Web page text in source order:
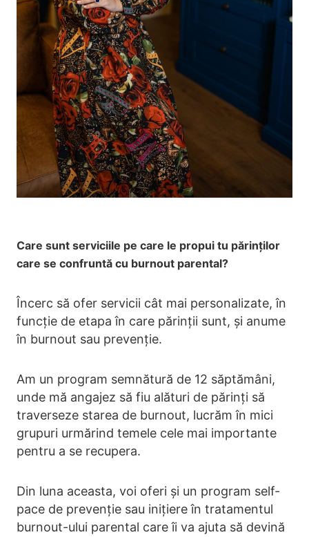
Care sunt serviciile pe care le propui tu părinților
care se confruntă cu burnout parental?
Încerc să ofer servicii cât mai personalizate, în
funcție de etapa în care părinții sunt, și anume
în burnout sau prevenție.
Am un program semnătură de 12 săptămâni,
unde mă angajez să fiu alături de părinți să
traverseze starea de burnout, lucrăm în mici
grupuri urmărind temele cele mai importante
pentru a se recupera.
Din luna aceasta, voi oferi și un program self-
pace de prevenție sau inițiere în tratamentul
burnout-ului parental care îi va ajuta să devină